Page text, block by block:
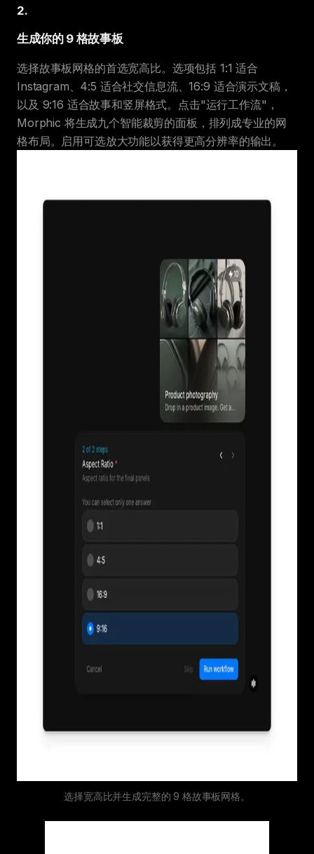
2.
生成你的 9 格故事板
选择故事板网格的首选宽高比。选项包括 1:1 适合
Instagram、4:5 适合社交信息流、16:9 适合演示文稿，
以及 9:16 适合故事和竖屏格式。点击"运行工作流"，
Morphic 将生成九个智能裁剪的面板，排列成专业的网
格布局。启用可选放大功能以获得更高分辨率的输出。
选择宽高比并生成完整的 9 格故事板网格。